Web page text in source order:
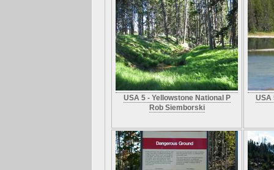
USA 5 - Yellowstone National P
Rob Siemborski
USA